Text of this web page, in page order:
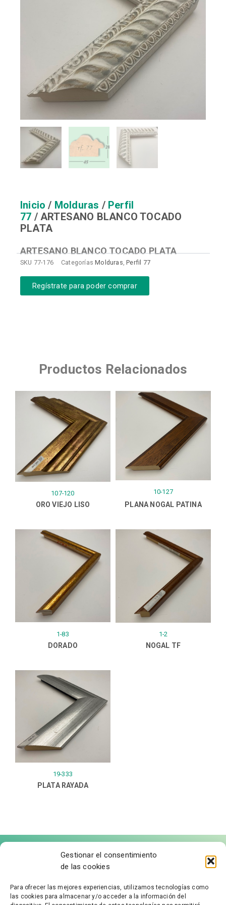
Gestionar el consentimiento
de las cookies
Para ofrecer las mejores experiencias, utilizamos tecnologías como
las cookies para almacenar y/o acceder a la información del
Inicio / Molduras / Perfil
77 / ARTESANO BLANCO TOCADO
PLATA
ARTESANO BLANCO TOCADO PLATA
SKU 77-176 Categorías Molduras,Perfil 77
Regístrate para poder comprar
Productos Relacionados
107-120
ORO VIEJO LISO
10-127
PLANA NOGAL PATINA
1-83
DORADO
1-2
NOGAL TF
19-333
PLATA RAYADA
FÁBRICA DE MOLDURAS